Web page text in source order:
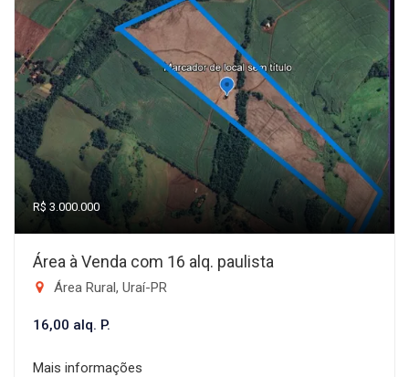
R$ 3.000.000
Área à Venda com 16 alq. paulista
Área Rural, Uraí-PR
16,00 alq. P.
Mais informações